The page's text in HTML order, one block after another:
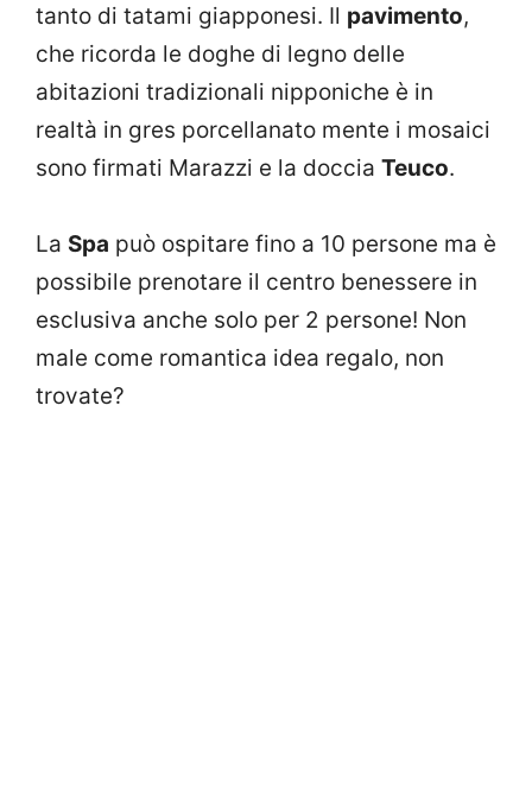
tanto di tatami giapponesi. Il pavimento,
che ricorda le doghe di legno delle
abitazioni tradizionali nipponiche è in
realtà in gres porcellanato mente i mosaici
sono firmati Marazzi e la doccia Teuco.
La Spa può ospitare fino a 10 persone ma è
possibile prenotare il centro benessere in
esclusiva anche solo per 2 persone! Non
male come romantica idea regalo, non
trovate?